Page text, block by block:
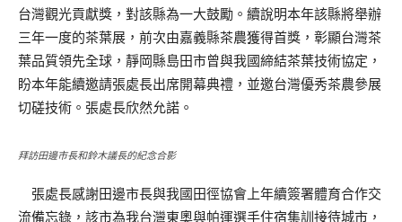
台灣觀光貢獻獎，對該縣為一大鼓勵。續說明本年該縣將舉辦
三年一度的茶葉展，前次由嘉義縣茶農獲得首獎，彰顯台灣茶
葉品質領先全球，靜岡縣島田市曾與我國締結茶葉技術協定，
盼本年能續邀請張處長出席開幕典禮，並邀台灣優秀茶農參展
切磋技術。張處長欣然允諾。
拜訪田邊市長和鈴木議長的紀念合影
張處長感謝田邊市長與我國田徑協會上年續簽署體育合作交
流備忘錄，該市為我台灣東奧與帕運選手住宿集訓接待城市，